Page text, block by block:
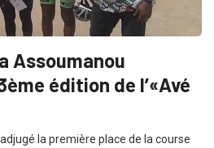
Assoumanou
édition de l’«Avé
la première place de la course